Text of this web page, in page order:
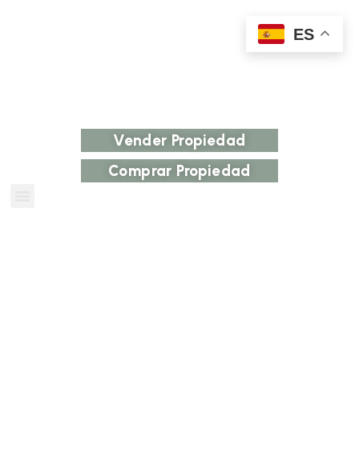
Vender Propiedad
Comprar Propiedad
ES